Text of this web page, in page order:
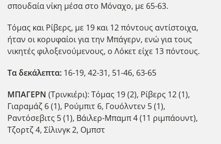
σπουδαία νίκη μέσα στο Μόναχο, με 65-63.
Τόμας και Ρίβερς, με 19 και 12 πόντους αντίστοιχα,
ήταν οι κορυφαίοι για την Μπάγερν, ενώ για τους
νικητές φιλοξενούμενους, ο Λόκετ είχε 13 πόντους.
Τα δεκάλεπτα: 16-19, 42-31, 51-46, 63-65
ΜΠΑΓΕΡΝ (Τρινκιέρι): Τόμας 19 (2), Ρίβερς 12 (1),
Γιαραμάζ 6 (1), Ρούμπιτ 6, Γουόλντεν 5 (1),
Ραντόσεβιτς 5 (1), Βάιλερ-Μπαμπ 4 (11 ριμπάουντ),
Τζορτζ 4, Σίλινγκ 2, Ομπστ